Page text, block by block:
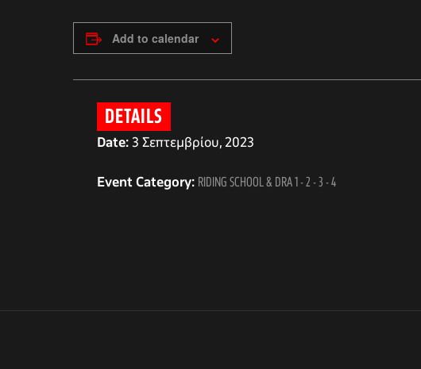
Add to calendar
DETAILS
Date:3 Σεπτεμβρίου, 2023
Event Category: RIDING SCHOOL & DRA 1 - 2 - 3 - 4